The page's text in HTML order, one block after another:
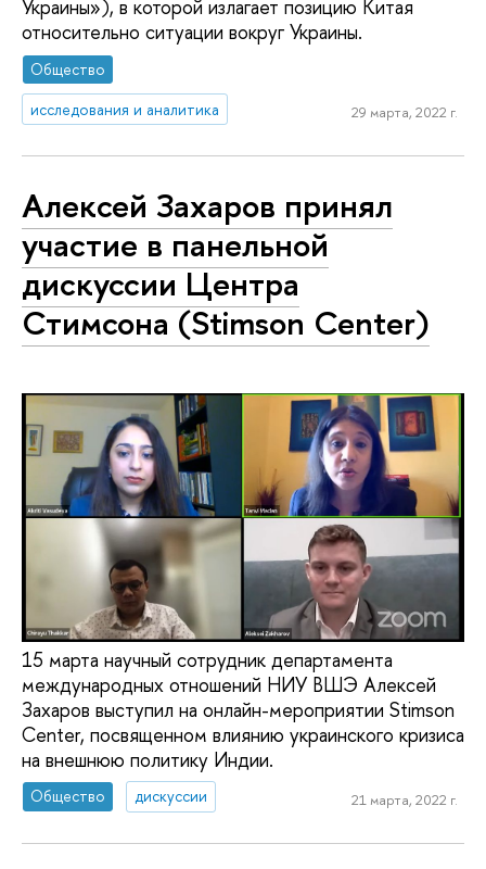
Украины»), в которой излагает позицию Китая
относительно ситуации вокруг Украины.
Общество
исследования и аналитика
29 марта, 2022 г.
Алексей Захаров принял
участие в панельной
дискуссии Центра
Стимсона (Stimson Center)
15 марта научный сотрудник департамента
международных отношений НИУ ВШЭ Алексей
Захаров выступил на онлайн-мероприятии Stimson
Center, посвященном влиянию украинского кризиса
на внешнюю политику Индии.
Общество дискуссии 21 марта, 2022 г.